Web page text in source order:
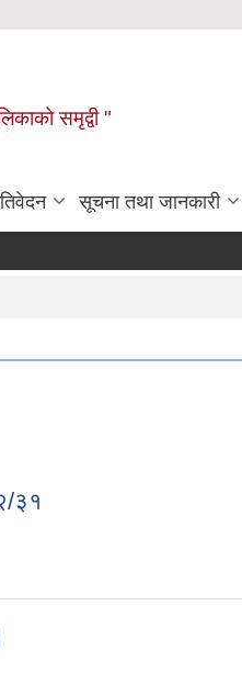
समृद्वी "
सूचना तथा जानकारी
३१